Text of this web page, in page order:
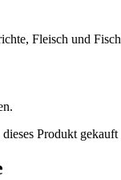
Fleisch und Fisch
Produkt